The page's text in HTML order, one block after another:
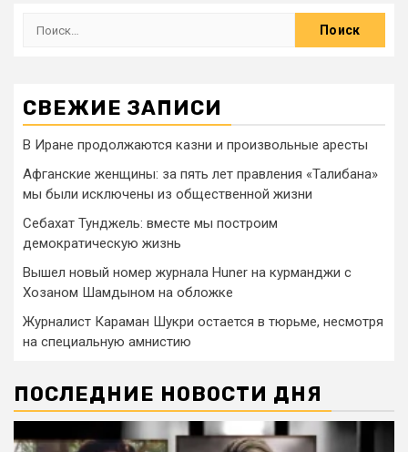
СВЕЖИЕ ЗАПИСИ
В Иране продолжаются казни и произвольные аресты
Афганские женщины: за пять лет правления «Талибана»
мы были исключены из общественной жизни
Себахат Тунджель: вместе мы построим
демократическую жизнь
Вышел новый номер журнала Huner на курманджи с
Хозаном Шамдыном на обложке
Журналист Караман Шукри остается в тюрьме, несмотря
на специальную амнистию
ПОСЛЕДНИЕ НОВОСТИ ДНЯ